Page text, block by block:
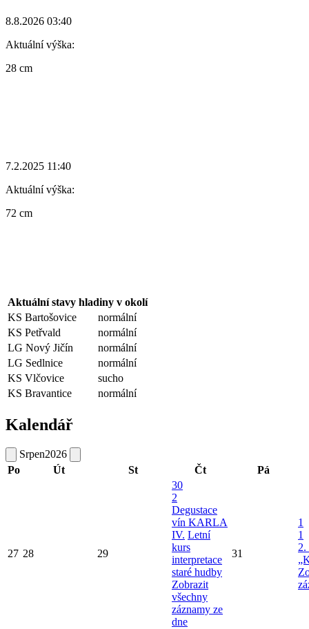
8.8.2026 03:40
Aktuální výška:
28 cm
7.2.2025 11:40
Aktuální výška:
72 cm
Aktuální stavy hladiny v okolí
KS Bartošovice
normální
KS Petřvald
normální
LG Nový Jičín
normální
LG Sedlnice
normální
KS Vlčovice
sucho
KS Bravantice
normální
Kalendář
Srpen2026
Po
Út St Čt Pá
27 28 29
30
2
Degustace
vín KARLA
IV. Letní
kurs
interpretace
staré hudby
Zobrazit
všechny
záznamy ze
dne
31
1
1
2.